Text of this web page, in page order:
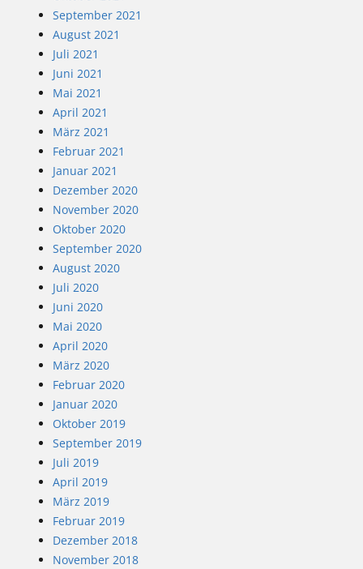
September 2021
August 2021
Juli 2021
Juni 2021
Mai 2021
April 2021
März 2021
Februar 2021
Januar 2021
Dezember 2020
November 2020
Oktober 2020
September 2020
August 2020
Juli 2020
Juni 2020
Mai 2020
April 2020
März 2020
Februar 2020
Januar 2020
Oktober 2019
September 2019
Juli 2019
April 2019
März 2019
Februar 2019
Dezember 2018
November 2018